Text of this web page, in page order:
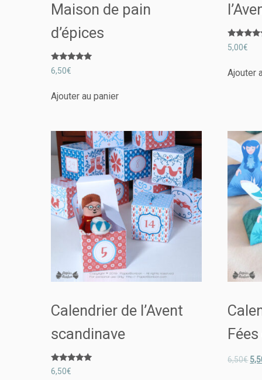
Maison de pain
d’épices
Note
5.00
6,50€
Ajouter au panier
Note
5.00
5,00€
Ajouter
Calendrier de l’Avent
scandinave
Note
5.00
6,50€
6,50€